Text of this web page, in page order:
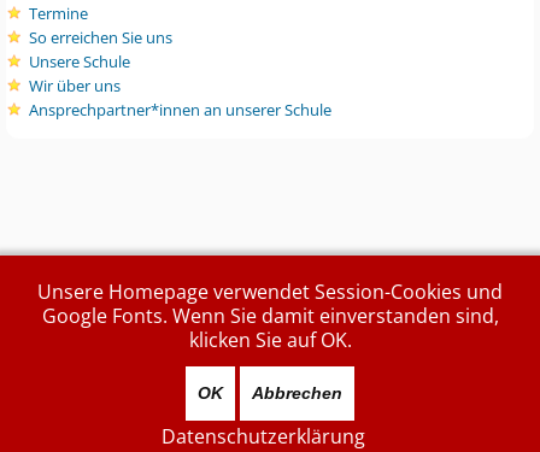
Termine
So erreichen Sie uns
Unsere Schule
Wir über uns
Ansprechpartner*innen an unserer Schule
Unsere Homepage verwendet Session-Cookies und
Google Fonts. Wenn Sie damit einverstanden sind,
klicken Sie auf OK.
OK Abbrechen
Datenschutzerklärung